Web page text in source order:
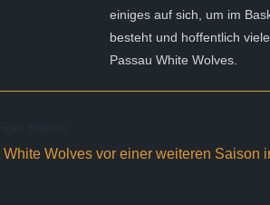
einiges auf sich, um im
besteht und hoffentlich
Passau White Wolves.
White Wolves vor einer weiteren Saison